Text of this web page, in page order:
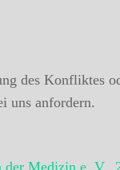
des Konfliktes
uns anfordern.